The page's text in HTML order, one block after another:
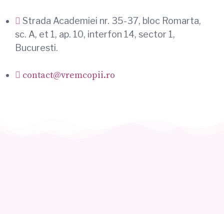
Strada Academiei nr. 35-37, bloc Romarta,
sc. A, et 1, ap. 10, interfon 14, sector 1,
Bucuresti.
contact@vremcopii.ro